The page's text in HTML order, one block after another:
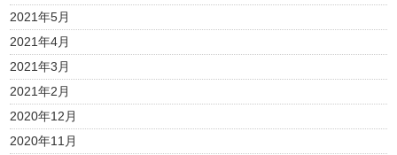
2021年5月
2021年4月
2021年3月
2021年2月
2020年12月
2020年11月